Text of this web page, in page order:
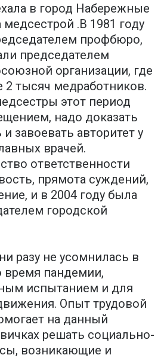
в город Набережные
.В 1981 году
профбюро,
председателем
организации, где
2 тысяч медработников.
этот период
надо доказать
завоевать авторитет у
врачей.
ответственности
прямота суждений,
и в 2004 году была
городской
разу не усомнилась в
время пандемии,
испытанием и для
Опыт трудовой
на данный
решать социально-
возникающие и